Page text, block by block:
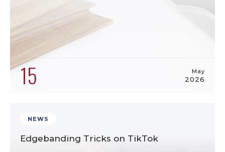
15 May
2026
NEWS
Edgebanding Tricks on TikTok